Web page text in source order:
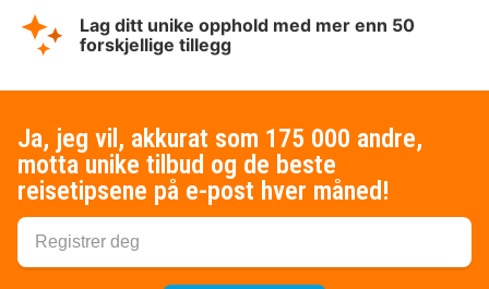
Lag ditt unike opphold med mer enn 50
forskjellige tillegg
Ja, jeg vil, akkurat som 175 000 andre,
motta unike tilbud og de beste
reisetipsene på e-post hver måned!